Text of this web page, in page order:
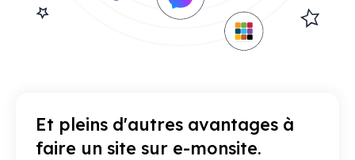
Et pleins d'autres avantages à
faire un site sur e-monsite.